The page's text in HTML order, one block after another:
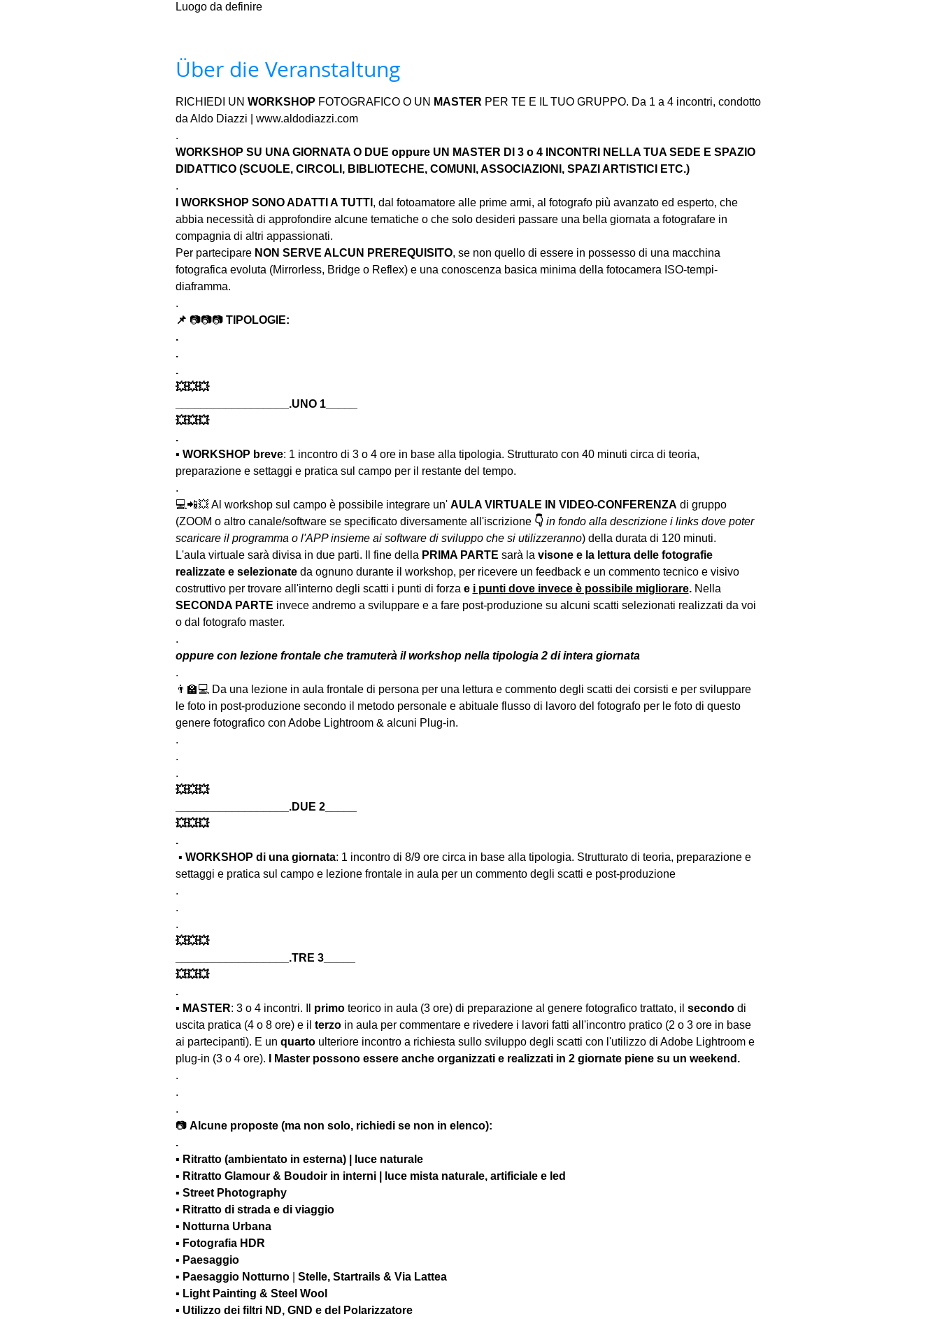
Luogo da definire
Über die Veranstaltung
RICHIEDI UN WORKSHOP FOTOGRAFICO O UN MASTER PER TE E IL TUO GRUPPO. Da 1 a 4 incontri, condotto
da Aldo Diazzi | www.aldodiazzi.com
.
WORKSHOP SU UNA GIORNATA O DUE oppure UN MASTER DI 3 o 4 INCONTRI NELLA TUA SEDE E SPAZIO
DIDATTICO (SCUOLE, CIRCOLI, BIBLIOTECHE, COMUNI, ASSOCIAZIONI, SPAZI ARTISTICI ETC.)
.
I WORKSHOP SONO ADATTI A TUTTI , dal fotoamatore alle prime armi, al fotografo più avanzato ed esperto, che
abbia necessità di approfondire alcune tematiche o che solo desideri passare una bella giornata a fotografare in
compagnia di altri appassionati.
Per partecipare NON SERVE ALCUN PREREQUISITO, se non quello di essere in possesso di una macchina
fotografica evoluta (Mirrorless, Bridge o Reflex) e una conoscenza basica minima della fotocamera ISO-tempi-
diaframma.
.
📌 📷📷📷 TIPOLOGIE:
.
.
.
💥💥💥
__________________.UNO 1_____
💥💥💥
.
▪️ WORKSHOP breve: 1 incontro di 3 o 4 ore in base alla tipologia. Strutturato con 40 minuti circa di teoria,
preparazione e settaggi e pratica sul campo per il restante del tempo.
.
💻📲💥 Al workshop sul campo è possibile integrare un' AULA VIRTUALE IN VIDEO-CONFERENZA di gruppo
(ZOOM o altro canale/software se specificato diversamente all'iscrizione 👇 in fondo alla descrizione i links dove poter
scaricare il programma o l'APP insieme ai software di sviluppo che si utilizzeranno) della durata di 120 minuti.
L'aula virtuale sarà divisa in due parti. Il fine della PRIMA PARTE sarà la visone e la lettura delle fotografie
realizzate e selezionate da ognuno durante il workshop, per ricevere un feedback e un commento tecnico e visivo
costruttivo per trovare all'interno degli scatti i punti di forza e i punti dove invece è possibile migliorare. Nella
SECONDA PARTE invece andremo a sviluppare e a fare post-produzione su alcuni scatti selezionati realizzati da voi
o dal fotografo master.
.
oppure con lezione frontale che tramuterà il workshop nella tipologia 2 di intera giornata
.
👨‍🏫💻 Da una lezione in aula frontale di persona per una lettura e commento degli scatti dei corsisti e per sviluppare
le foto in post-produzione secondo il metodo personale e abituale flusso di lavoro del fotografo per le foto di questo
genere fotografico con Adobe Lightroom & alcuni Plug-in.
.
.
.
💥💥💥
__________________.DUE 2_____
💥💥💥
.
▪️ WORKSHOP di una giornata: 1 incontro di 8/9 ore circa in base alla tipologia. Strutturato di teoria, preparazione e
settaggi e pratica sul campo e lezione frontale in aula per un commento degli scatti e post-produzione
.
.
.
💥💥💥
__________________.TRE 3_____
💥💥💥
.
▪️ MASTER: 3 o 4 incontri. Il primo teorico in aula (3 ore) di preparazione al genere fotografico trattato, il secondo di
uscita pratica (4 o 8 ore) e il terzo in aula per commentare e rivedere i lavori fatti all'incontro pratico (2 o 3 ore in base
ai partecipanti). E un quarto ulteriore incontro a richiesta sullo sviluppo degli scatti con l'utilizzo di Adobe Lightroom e
plug-in (3 o 4 ore).
I Master possono essere anche organizzati e realizzati in 2 giornate piene su un weekend.
.
.
.
📷 Alcune proposte (ma non solo, richiedi se non in elenco):
.
▪️ Ritratto (ambientato in esterna) | luce naturale
▪️ Ritratto Glamour & Boudoir in interni | luce mista naturale, artificiale e led
▪️ Street Photography
▪️ Ritratto di strada e di viaggio
▪️ Notturna Urbana
▪️ Fotografia HDR
▪️ Paesaggio
▪️ Paesaggio Notturno | Stelle, Startrails & Via Lattea
▪️ Light Painting & Steel Wool
▪️ Utilizzo dei filtri ND, GND e del Polarizzatore